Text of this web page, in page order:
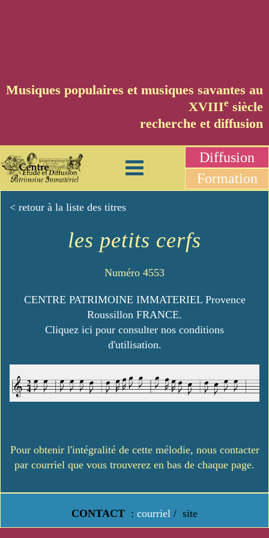
Musiques populaires et musiques savantes au
XVIIIe siècle
recherche et diffusion
Diffusion
Formation
< retour à la liste des titres
les petits cerfs
Numéro 4553
CENTRE PATRIMOINE IMMATERIEL Provence
Roussillon FRANCE.
Cliquez ici pour consulter nos conditions
d'utilisation.
Pour obtenir l'intégralité de cette mélodie, nous contacter
par courriel que vous trouverez en bas de chaque page.
CONTACT : courriel / site
https://www.lavielledanstoussesetats.fr